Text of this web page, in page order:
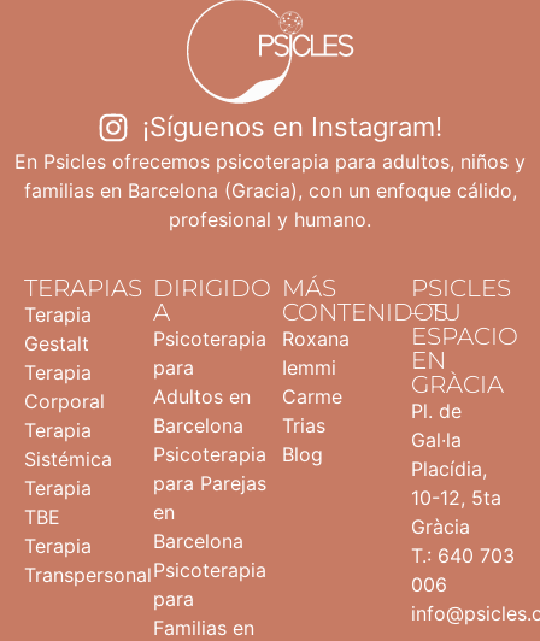
¡Síguenos en Instagram!
En Psicles ofrecemos psicoterapia para adultos, niños y
familias en Barcelona (Gracia), con un enfoque cálido,
profesional y humano.
TERAPIAS
Terapia
Gestalt
Terapia
Corporal
Terapia
Sistémica
Terapia
TBE
Terapia
Transpersonal
DIRIGIDO
A
Psicoterapia
para
Adultos en
Barcelona
Psicoterapia
para Parejas
en
Barcelona
Psicoterapia
para
Familias en
MÁS
CONTENIDOS
Roxana
Iemmi
Carme
Trias
Blog
PSICLES
– TU
ESPACIO
EN
GRÀCIA
Pl. de
Gal·la
Placídia,
10-12, 5ta
Gràcia
T.: 640 703
006